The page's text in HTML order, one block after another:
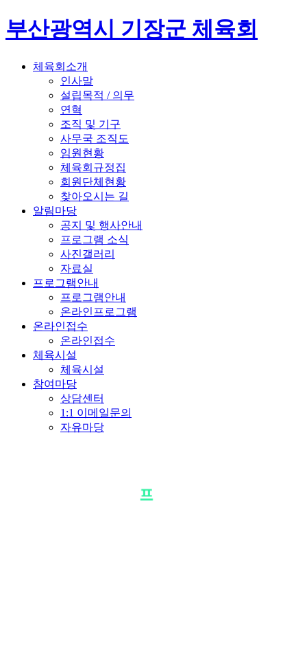
부산광역시 기장군 체육회
체육회소개
인사말
설립목적 / 의무
연혁
조직 및 기구
사무국 조직도
임원현황
체육회규정집
회원단체현황
찾아오시는 길
알림마당
공지 및 행사안내
프로그램 소식
사진갤러리
자료실
프로그램안내
프로그램안내
온라인프로그램
온라인접수
온라인접수
체육시설
체육시설
참여마당
상담센터
1:1 이메일문의
자유마당